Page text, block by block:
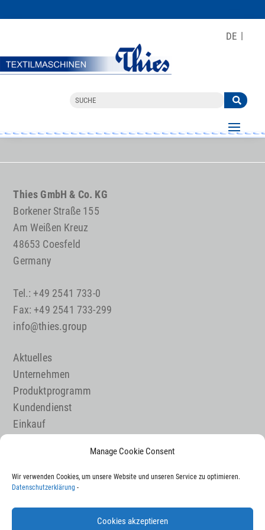
Manage Cookie Consent
Wir verwenden Cookies, um unsere Website und unseren Service zu optimieren.
Datenschutzerklärung -
Cookies akzeptieren
DE
Thies GmbH & Co. KG
Borkener Straße 155
Am Weißen Kreuz
48653 Coesfeld
Germany
Tel.: +49 2541 733-0
Fax: +49 2541 733-299
info@thies.group
Aktuelles
Unternehmen
Produktprogramm
Kundendienst
Einkauf
Karriere
Kontakt
Impressum